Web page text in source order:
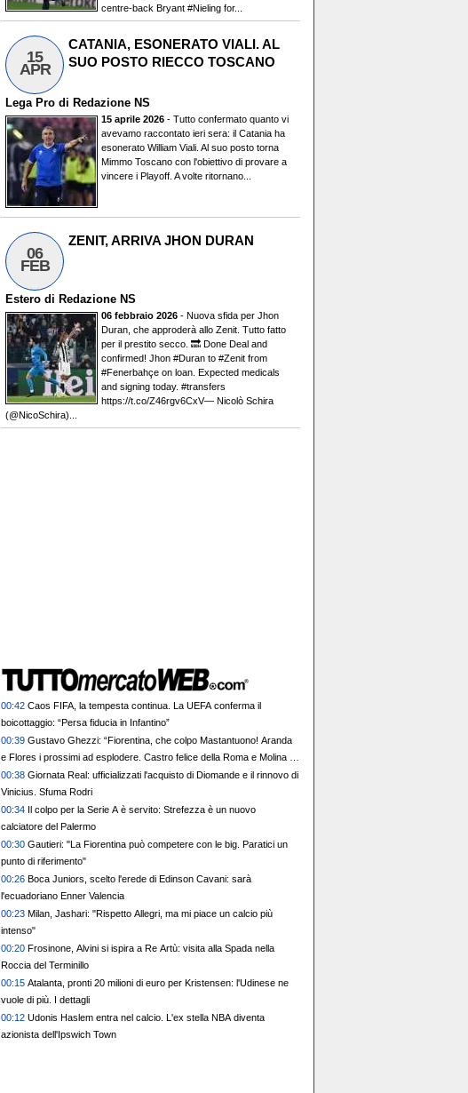
centre-back Bryant #Nieling for...
15
APR
CATANIA, ESONERATO VIALI. AL
SUO POSTO RIECCO TOSCANO
Lega Pro di Redazione NS
15 aprile 2026 - Tutto confermato quanto vi
avevamo raccontato ieri sera: il Catania ha
esonerato William Viali. Al suo posto torna
Mimmo Toscano con l'obiettivo di provare a
vincere i Playoff. A volte ritornano...
06
FEB
ZENIT, ARRIVA JHON DURAN
Estero di Redazione NS
06 febbraio 2026 - Nuova sfida per Jhon
Duran, che approderà allo Zenit. Tutto fatto
per il prestito secco. 🔜 Done Deal and
confirmed! Jhon #Duran to #Zenit from
#Fenerbahçe on loan. Expected medicals
and signing today. #transfers
https://t.co/Z46rgv6CxV— Nicolò Schira
(@NicoSchira)...
00:42 Caos FIFA, la tempesta continua. La UEFA conferma il
boicottaggio: “Persa fiducia in Infantino”
00:39 Gustavo Ghezzi: “Fiorentina, che colpo Mastantuono! Aranda
e Flores i prossimi ad esplodere. Castro felice della Roma e Molina è
un bel colpo”
00:38 Giornata Real: ufficializzati l'acquisto di Diomande e il rinnovo di
Vinicius. Sfuma Rodri
00:34 Il colpo per la Serie A è servito: Strefezza è un nuovo
calciatore del Palermo
00:30 Gautieri: "La Fiorentina può competere con le big. Paratici un
punto di riferimento"
00:26 Boca Juniors, scelto l'erede di Edinson Cavani: sarà
l'ecuadoriano Enner Valencia
00:23 Milan, Jashari: "Rispetto Allegri, ma mi piace un calcio più
intenso"
00:20 Frosinone, Alvini si ispira a Re Artù: visita alla Spada nella
Roccia del Terminillo
00:15 Atalanta, pronti 20 milioni di euro per Kristensen: l'Udinese ne
vuole di più. I dettagli
00:12 Udonis Haslem entra nel calcio. L'ex stella NBA diventa
azionista dell'Ipswich Town